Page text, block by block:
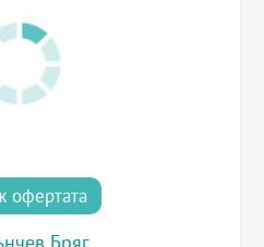
офертата